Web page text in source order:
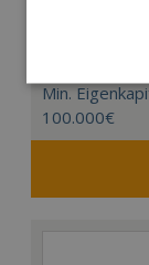
3D TrickArt
Min.
100.000€